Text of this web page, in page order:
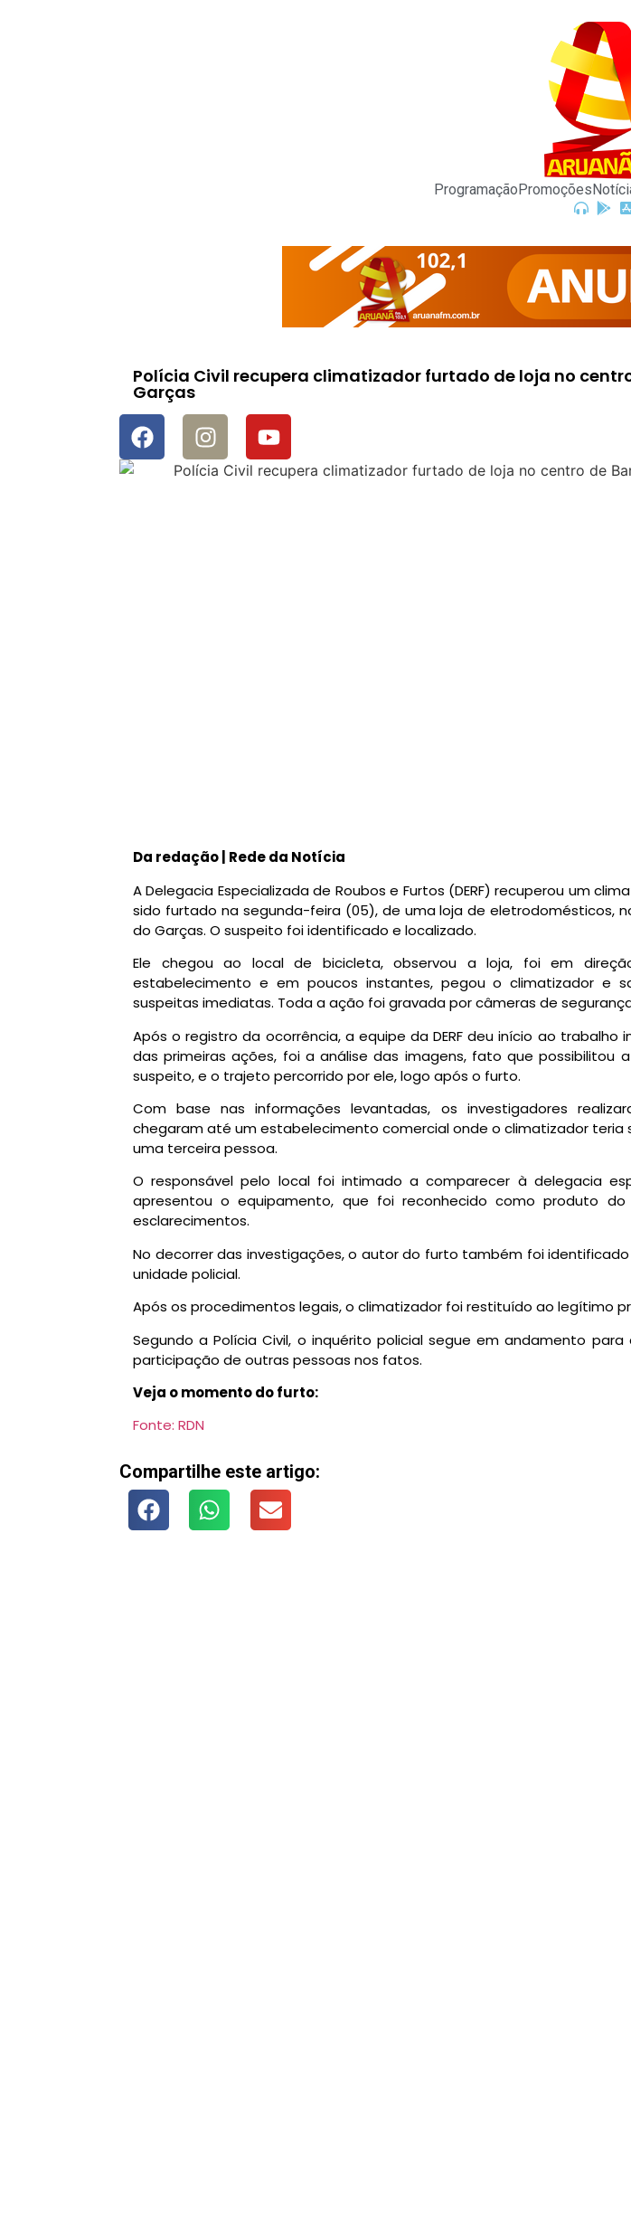
ProgramaçãoPromoções
Polícia Civil recupera climatizador furtado de loja no
Garças
Da redação | Rede da Notícia
A Delegacia Especializada de Roubos e Furtos (DERF) recuperou um
sido furtado na segunda-feira (05), de uma loja de eletrodomésticos,
do Garças. O suspeito foi identificado e localizado.
Ele chegou ao local de bicicleta, observou a loja, foi em
estabelecimento e em poucos instantes, pegou o climatizador e
suspeitas imediatas. Toda a ação foi gravada por câmeras de
Após o registro da ocorrência, a equipe da DERF deu início ao trabalho
das primeiras ações, foi a análise das imagens, fato que possibilitou
suspeito, e o trajeto percorrido por ele, logo após o furto.
Com base nas informações levantadas, os investigadores
chegaram até um estabelecimento comercial onde o climatizador teria
uma terceira pessoa.
O responsável pelo local foi intimado a comparecer à delegacia
apresentou o equipamento, que foi reconhecido como produto
esclarecimentos.
No decorrer das investigações, o autor do furto também foi
unidade policial.
Após os procedimentos legais, o climatizador foi restituído ao legítimo
Segundo a Polícia Civil, o inquérito policial segue em andamento para
participação de outras pessoas nos fatos.
Veja o momento do furto:
Fonte: RDN
Compartilhe este artigo: